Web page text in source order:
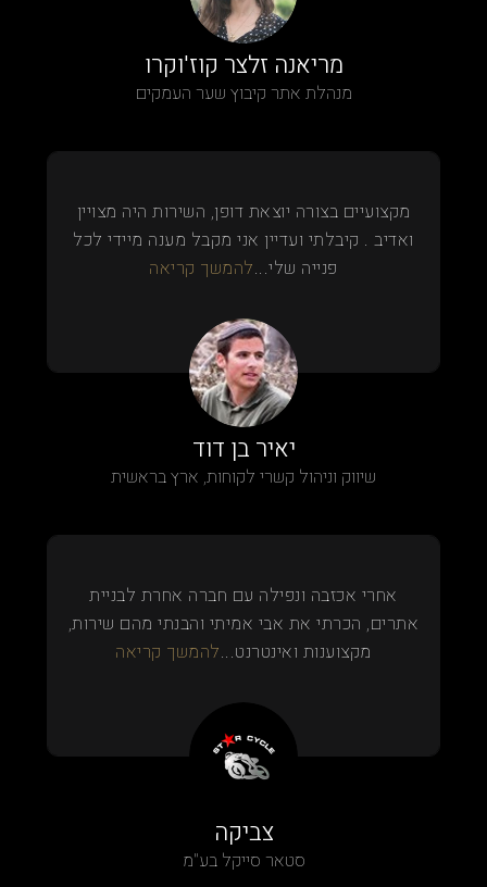
מריאנה זלצר קוז'וקרו
מנהלת אתר קיבוץ שער העמקים
מקצועיים בצורה יוצאת דופן, השירות היה מצויין
ואדיב . קיבלתי ועדיין אני מקבל מענה מיידי לכל
פנייה שלי...להמשך קריאה
יאיר בן דוד
שיווק וניהול קשרי לקוחות, ארץ בראשית
אחרי אכזבה ונפילה עם חברה אחרת לבניית
אתרים, הכרתי את אבי אמיתי והבנתי מהם שירות,
מקצוענות ואינטרנט...להמשך קריאה
צביקה
סטאר סייקל בע"מ